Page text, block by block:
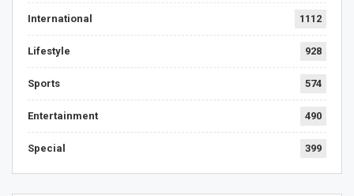
International 1112
Lifestyle 928
Sports 574
Entertainment 490
Special 399